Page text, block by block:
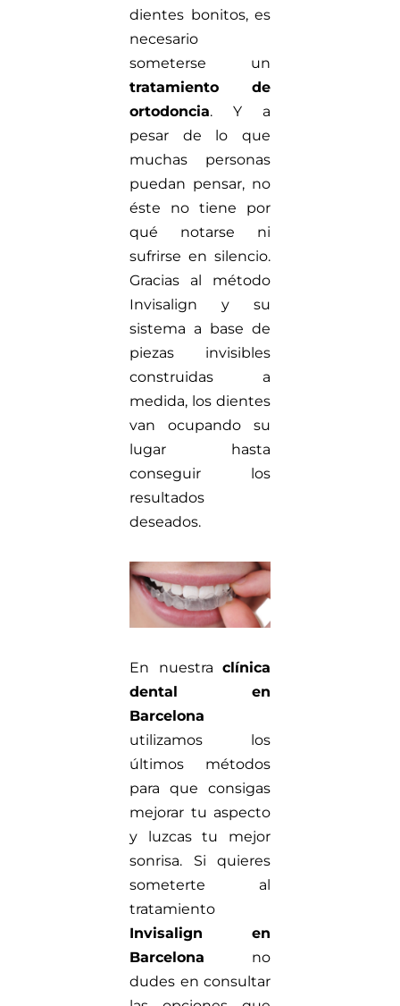
dientes bonitos, es
necesario
someterse un
tratamiento de
ortodoncia. Y a
pesar de lo que
muchas personas
puedan pensar, no
éste no tiene por
qué notarse ni
sufrirse en silencio.
Gracias al método
Invisalign y su
sistema a base de
piezas invisibles
construidas a
medida, los dientes
van ocupando su
lugar hasta
conseguir los
resultados
deseados.
En nuestraclínica
dental en
Barcelona
utilizamos los
últimos métodos
para que consigas
mejorar tu aspecto
y luzcas tu mejor
sonrisa. Si quieres
someterte al
tratamiento
Invisalign en
Barcelona no
dudes en consultar